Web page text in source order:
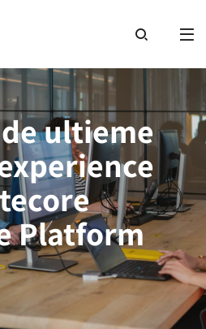
ultieme
Platform